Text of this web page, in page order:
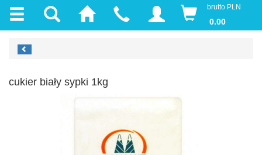
brutto PLN
0.00
cukier biały sypki 1kg